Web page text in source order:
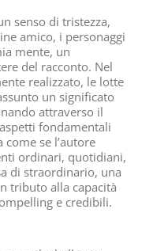
senso di tristezza,
amico, i personaggi
mente, un
del racconto. Nel
realizzato, le lotte
un significato
attraverso il
fondamentali
se l’autore
ordinari, quotidiani,
di straordinario, una
tributo alla capacità
e credibili.